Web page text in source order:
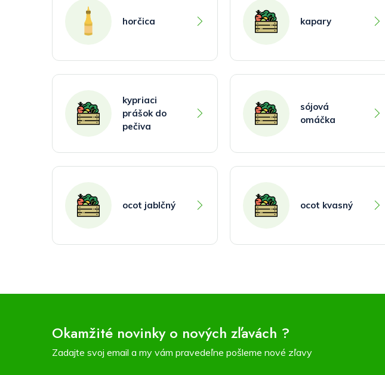
horčica kapary
kypriaci
prášok do
pečiva
sójová
omáčka
ocot jablčný ocot kvasný
Okamžité novinky o nových zľavách ?
Zadajte svoj email a my vám pravedeľne pošleme nové zľavy